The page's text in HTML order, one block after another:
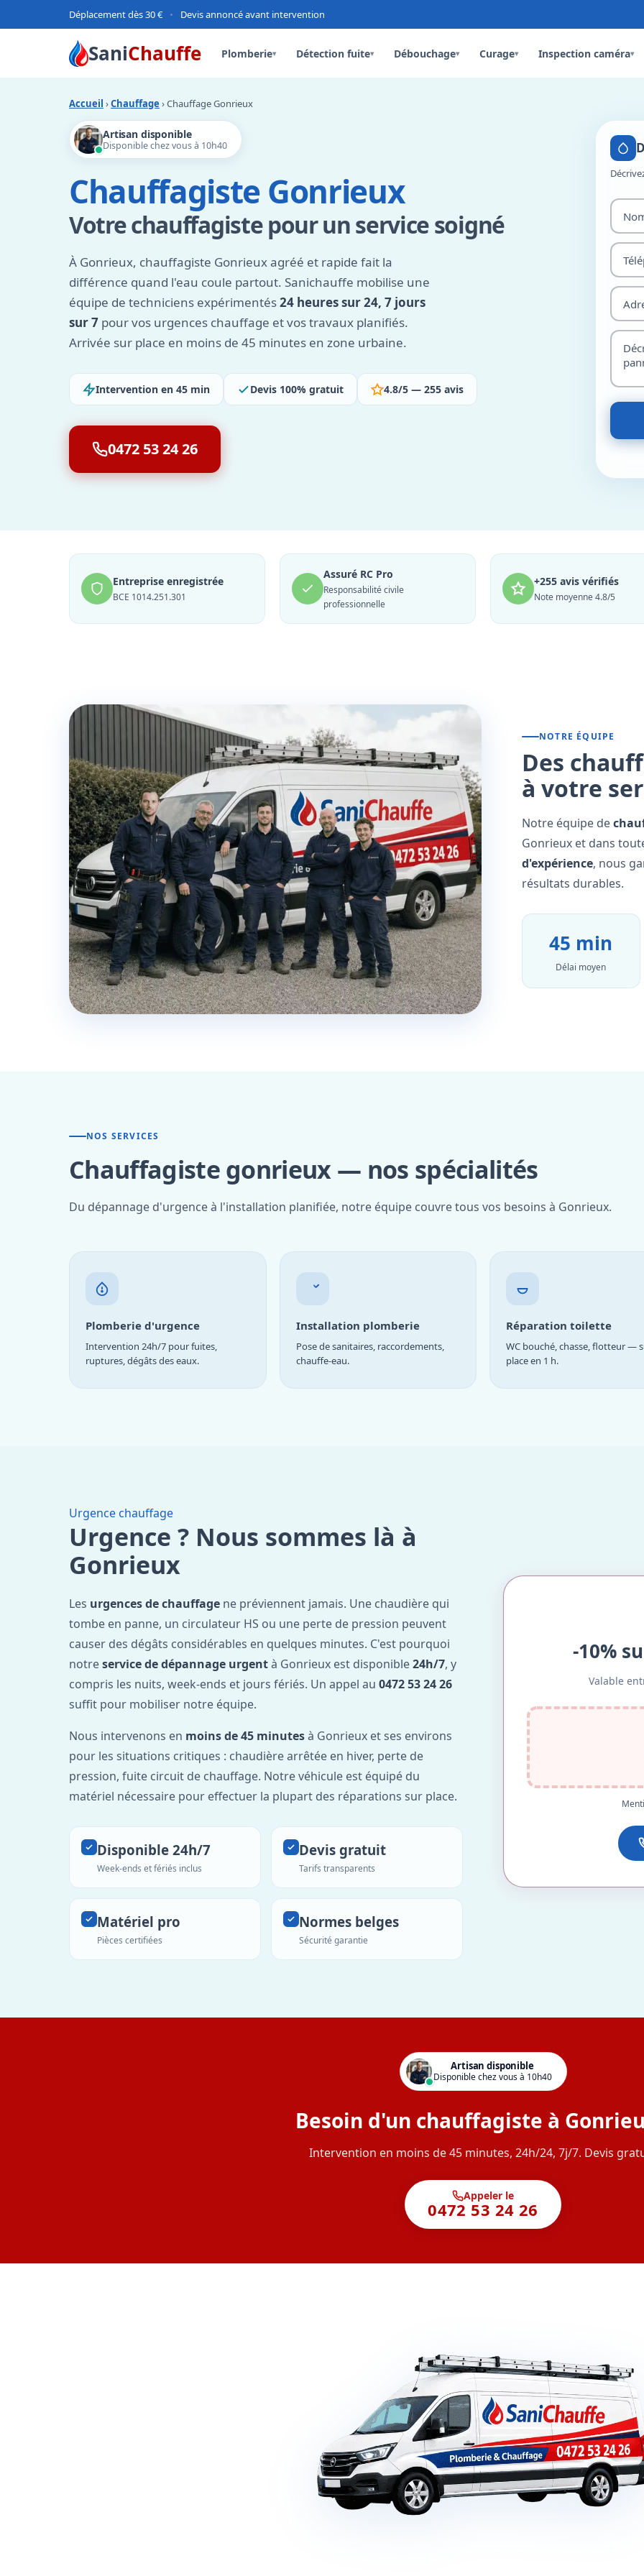
Déplacement dès 30 € • Devis annoncé avant intervention
SaniChauffe Plomberie▾ Détection fuite▾ Débouchage▾ Curage▾ Inspection caméra▾
Accueil ›Chauffage › Chauffage Gonrieux
Artisan disponible
Disponible chez vous à 10h40
Chauffagiste Gonrieux
Votre chauffagiste pour un service soigné
À Gonrieux, chauffagiste Gonrieux agréé et rapide fait la
différence quand l'eau coule partout. Sanichauffe mobilise une
équipe de techniciens expérimentés24 heures sur 24, 7 jours
sur 7 pour vos urgences chauffage et vos travaux planifiés.
Arrivée sur place en moins de 45 minutes en zone urbaine.
Intervention en 45 min Devis 100% gratuit 4.8/5 — 255 avis
0472 53 24 26
Entreprise enregistrée
BCE 1014.251.301
Assuré RC Pro
Responsabilité civile
professionnelle
+255 avis vérifiés
Note moyenne 4.8/5
NOTRE ÉQUIPE
Des
à votre
Notre équipe de
Gonrieux et dans
d'expérience, nous
résultats durables.
45 min
Délai moyen
NOS SERVICES
Chauffagiste gonrieux — nos spécialités
Du dépannage d'urgence à l'installation planifiée, notre équipe couvre tous vos besoins à Gonrieux.
Plomberie d'urgence
Intervention 24h/7 pour fuites,
ruptures, dégâts des eaux.
Installation plomberie
Pose de sanitaires, raccordements,
chauffe-eau.
Réparation toilette
WC bouché, chasse, flotteur —
place en 1 h.
Urgence chauffage
Urgence ? Nous sommes là à
Gonrieux
Les urgences de chauffage ne préviennent jamais. Une chaudière qui
tombe en panne, un circulateur HS ou une perte de pression peuvent
causer des dégâts considérables en quelques minutes. C'est pourquoi
notreservice de dépannage urgentà Gonrieux est disponible24h/7, y
compris les nuits, week-ends et jours fériés. Un appel au 0472 53 24 26
suffit pour mobiliser notre équipe.
Nous intervenons en moins de 45 minutesà Gonrieux et ses environs
pour les situations critiques : chaudière arrêtée en hiver, perte de
pression, fuite circuit de chauffage. Notre véhicule est équipé du
matériel nécessaire pour effectuer la plupart des réparations sur place.
Disponible 24h/7
Week-ends et fériés inclus
Devis gratuit
Tarifs transparents
Matériel pro
Pièces certifiées
Normes belges
Sécurité garantie
-10%
Valable
Artisan disponible
Disponible chez vous à 10h40
Besoin d'un chauffagiste à
Intervention en moins de 45 minutes, 24h/24, 7j/7. Devis
Appeler le
0472 53 24 26